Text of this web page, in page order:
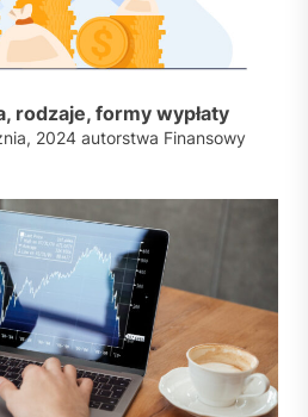
rodzaje, formy wypłaty
2024 autorstwa Finansowy